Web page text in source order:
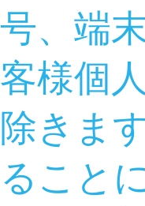
号、端
客様個
除きま
ること